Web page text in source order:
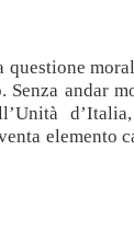
questione
Senza andar
elemento